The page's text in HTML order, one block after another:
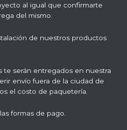
al igual que confirmarte
del mismo.
de nuestros productos
te serán entregados en nuestra
envío fuera de la ciudad de
el costo de paquetería.
formas de pago.